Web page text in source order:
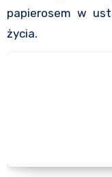
papierosem w
życia.